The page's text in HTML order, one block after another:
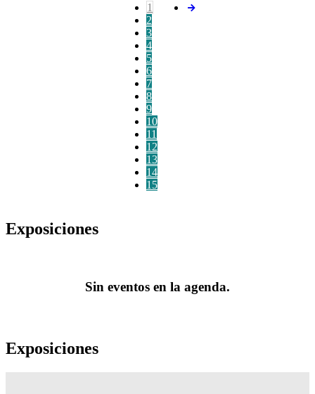
1
2
3
4
5
6
7
8
9
10
11
12
13
14
15
Exposiciones
Sin eventos en la agenda.
Exposiciones